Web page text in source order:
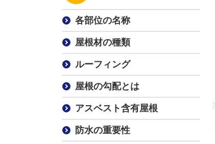
各部位の名称
屋根材の種類
ルーフィング
屋根の勾配とは
アスベスト含有屋根
防水の重要性